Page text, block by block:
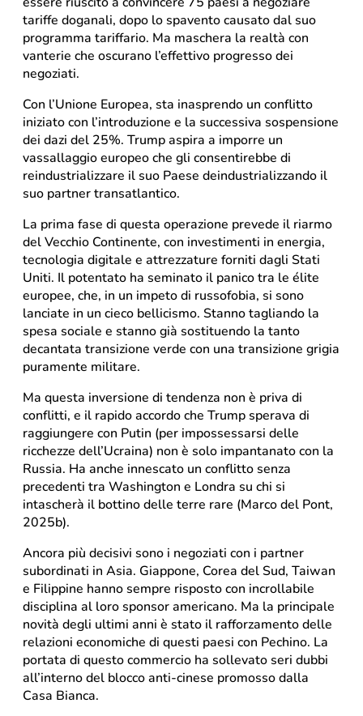
tariffe doganali, dopo lo spavento causato dal suo
programma tariffario. Ma maschera la realtà con
vanterie che oscurano l’effettivo progresso dei
negoziati.
Con l’Unione Europea, sta inasprendo un conflitto
iniziato con l’introduzione e la successiva sospensione
dei dazi del 25%. Trump aspira a imporre un
vassallaggio europeo che gli consentirebbe di
reindustrializzare il suo Paese deindustrializzando il
suo partner transatlantico.
La prima fase di questa operazione prevede il riarmo
del Vecchio Continente, con investimenti in energia,
tecnologia digitale e attrezzature forniti dagli Stati
Uniti. Il potentato ha seminato il panico tra le élite
europee, che, in un impeto di russofobia, si sono
lanciate in un cieco bellicismo. Stanno tagliando la
spesa sociale e stanno già sostituendo la tanto
decantata transizione verde con una transizione grigia
puramente militare.
Ma questa inversione di tendenza non è priva di
conflitti, e il rapido accordo che Trump sperava di
raggiungere con Putin (per impossessarsi delle
ricchezze dell’Ucraina) non è solo impantanato con la
Russia. Ha anche innescato un conflitto senza
precedenti tra Washington e Londra su chi si
intascherà il bottino delle terre rare (Marco del Pont,
2025b).
Ancora più decisivi sono i negoziati con i partner
subordinati in Asia. Giappone, Corea del Sud, Taiwan
e Filippine hanno sempre risposto con incrollabile
disciplina al loro sponsor americano. Ma la principale
novità degli ultimi anni è stato il rafforzamento delle
relazioni economiche di questi paesi con Pechino. La
portata di questo commercio ha sollevato seri dubbi
all’interno del blocco anti-cinese promosso dalla
Casa Bianca.